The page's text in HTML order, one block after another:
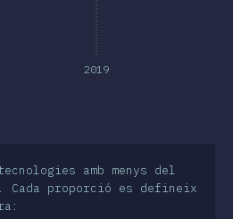
2019
amb menys del
Cada proporció es defineix